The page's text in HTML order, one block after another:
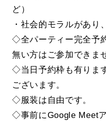
ど）
・社会的モラルがあり
◇全パーティー完全予
無い方はご参加できま
◇当日予約枠も有りま
ございます。
◇服装は自由です。
◇事前にGoogle Meet